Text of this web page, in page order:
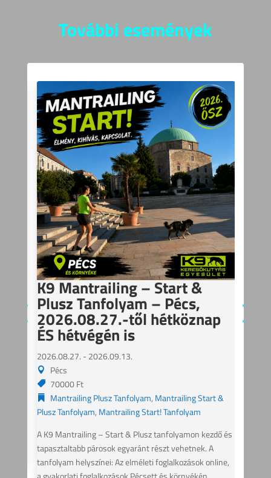
További események
K9 Mantrailing – Start &
Plusz Tanfolyam – Budapest
– Déli Régió, hétköznapi
időpontok 2026.09.11-től
2026.09.11.
Budapest és környéke – déli régió
80.000 Ft
Mantrailing Plusz Tanfolyam ,Mantrailing Start &
Plusz Tanfolyam, Mantrailing Start! Tanfolyam
A K9 Mantrailing – Start & Plusz tanfolyamon kezdő és
tapasztaltabb párosok egyaránt részt vehetnek. A
tanfolyam helyszínei: Az első elméleti foglalkozás on-
line Googel Meet-en keresztül a második elméleti
foglalkozás egyénileg videós segédanyaggal...
Bővebben...